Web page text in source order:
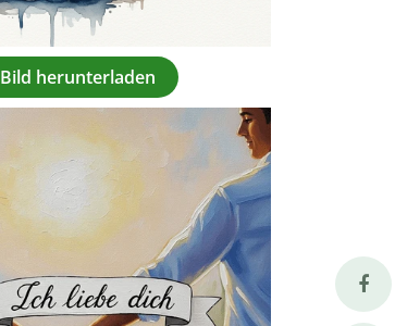
Bild herunterladen